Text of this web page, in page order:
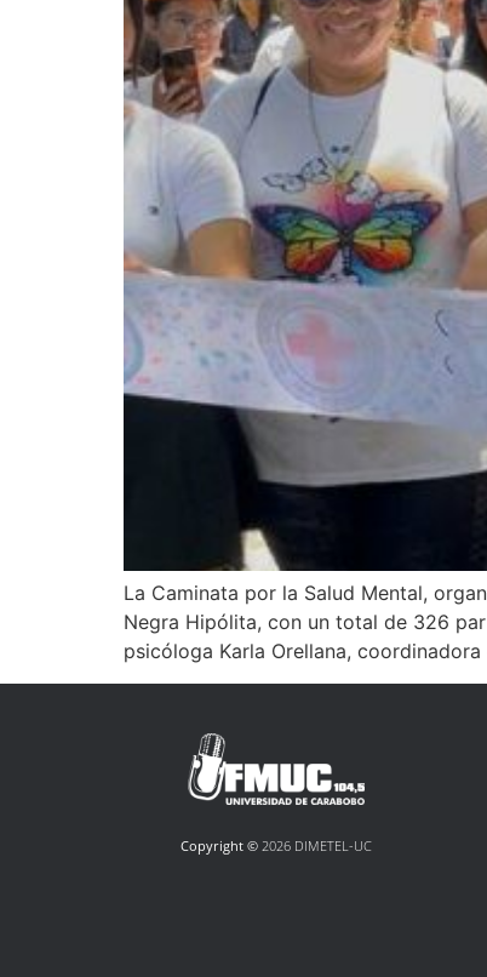
La Caminata por la Salud Mental,
Negra Hipólita, con un total de 326
psicóloga Karla Orellana,
Copyright ©2026 DIMETEL-UC